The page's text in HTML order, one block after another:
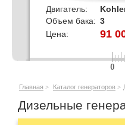
Двигатель:
Объем бака: 3
Цена:
91
кВт
Главная > Каталог генераторов >
Дизельные